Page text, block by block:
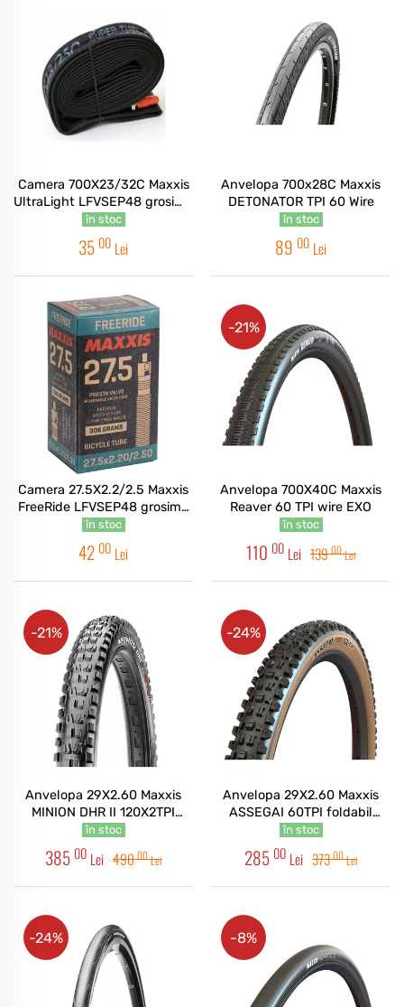
Camera 700X23/32C Maxxis
UltraLight LFVSEP48 grosime
0.6mm
în stoc
35 00 Lei
Anvelopa 700x28C Maxxis
DETONATOR TPI 60 Wire
în stoc
89 00 Lei
Camera 27.5X2.2/2.5 Maxxis
FreeRide LFVSEP48 grosime
1.2mm
în stoc
42 00 Lei
Anvelopa 700X40C Maxxis
Reaver 60 TPI wire EXO
în stoc
110 00 Lei 13900Lei
-21%
Anvelopa 29X2.60 Maxxis
MINION DHR II 120X2TPI
foldabil 3CT/DD/TR
în stoc
385 00 Lei 49000Lei
-21%
Anvelopa 29X2.60 Maxxis
ASSEGAI 60TPI foldabil
EXO/TR/TANWALL
în stoc
285 00 Lei 37300Lei
-24%
-24% -8%